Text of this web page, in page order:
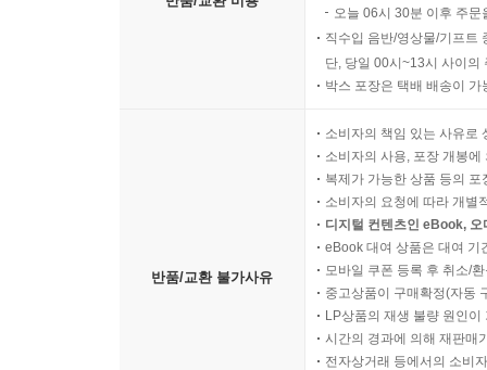
04. 포기하지 않는 힘 기르기 194
05. 도전정신은 어떻게 생기는가 197
06. 문제 해결 능력 키우기 200
08. 역경을 기회로 만드는 법 206
09. 부모가 먼저 실패를 이야기하라 209
10. 실패를 두려워하지 않는 아이 212
11. 강한 아이는 역경 속에서 자란다 215
제8장 행복한 가정이 위대한 사람을 만든다 221
01. 아이는 행복한 가정에서 자란다 223
02. 성공보다 행복을 가르쳐라 225
오늘 06시 30분 이후 주
직수입 음반/영상물/기프트
단, 당일 00시~13시 사이의
박스 포장은 택배 배송이
반품/교환 불가사유
소비자의 책임 있는 사유로
소비자의 사용, 포장 개봉
복제가 가능한 상품 등의
소비자의 요청에 따라 개별
디지털 컨텐츠인 eBook,
eBook 대여 상품은 대여 기
모바일 쿠폰 등록 후 취소/
중고상품이 구매확정(자동
LP상품의 재생 불량 원인
시간의 경과에 의해 재판매
전자상거래 등에서의 소비